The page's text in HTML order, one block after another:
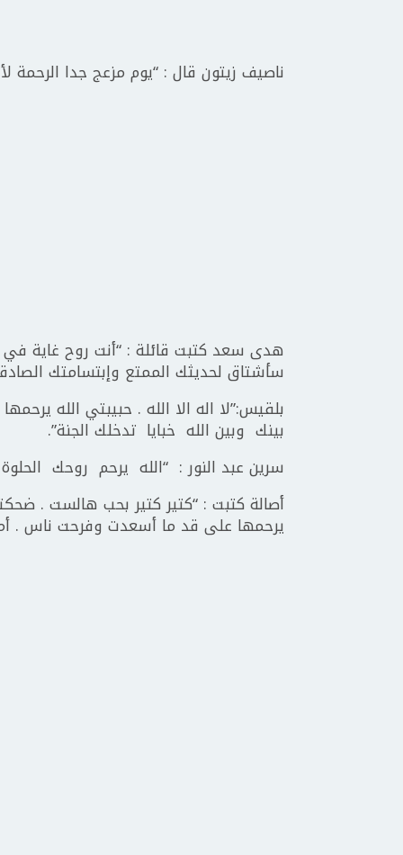
ناصيف زيتون قال : “يوم مزعج جدا الرحمة
هدى سعد كتبت قائلة : “أنت روح غاية
سأشتاق لحديثك الممتع وإبتسامتك
بلقيس:”لا اله الا الله . حبيبتي الله
بينك وبين الله خبايا تدخلك الجنة”.
سرين عبد النور : “الله يرحم روحك
أصالة كتبت : “كتير كتير بحب هالست .
يرحمها على قد ما أسعدت وفرحت ناس .